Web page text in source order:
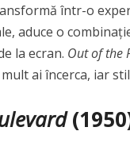
într-o
aduce o
la ecran. Out of the
ai încerca, iar